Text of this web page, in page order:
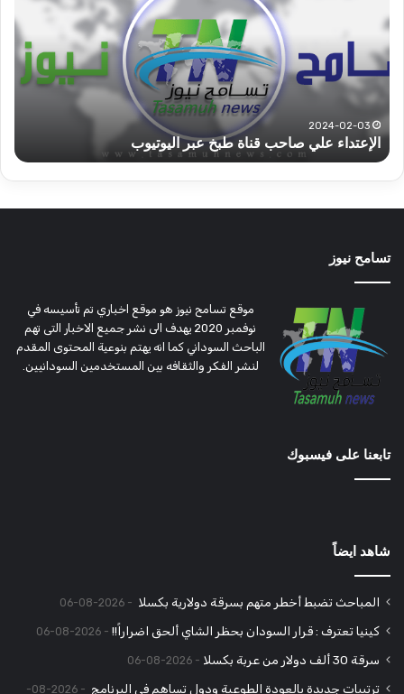
قناة طبخ عبر اليوتيوب
السريع
قطاع
ولاية
شرق
دارفور
موسم
الحصاد
2022-12-08
الحصاد
تسامح نيوز
موقع تسامح نيوز هو موقع اخباري تم تأسيسه في
نوفمبر 2020 يهدف الى نشر جميع الاخبار التى تهم
الباحث السوداني كما انه يهتم بنوعية المحتوى المقدم
لنشر الفكر والثقافه بين المستخدمين السودانيين.
تابعنا على فيسبوك
شاهد ايضاً
المباحث تضبط أخطر متهم بسرقة دولارية بكسلا 2026-08-06
كينيا تعترف : قرار السودان بحظر الشاي ألحق اضراراً!! 2026-08-06
سرقة 30 ألف دولار من عربة بكسلا 2026-08-06
ترتيبات جديدة بالعودة الطوعية ودول تساهم في البرنامج 2026-08-